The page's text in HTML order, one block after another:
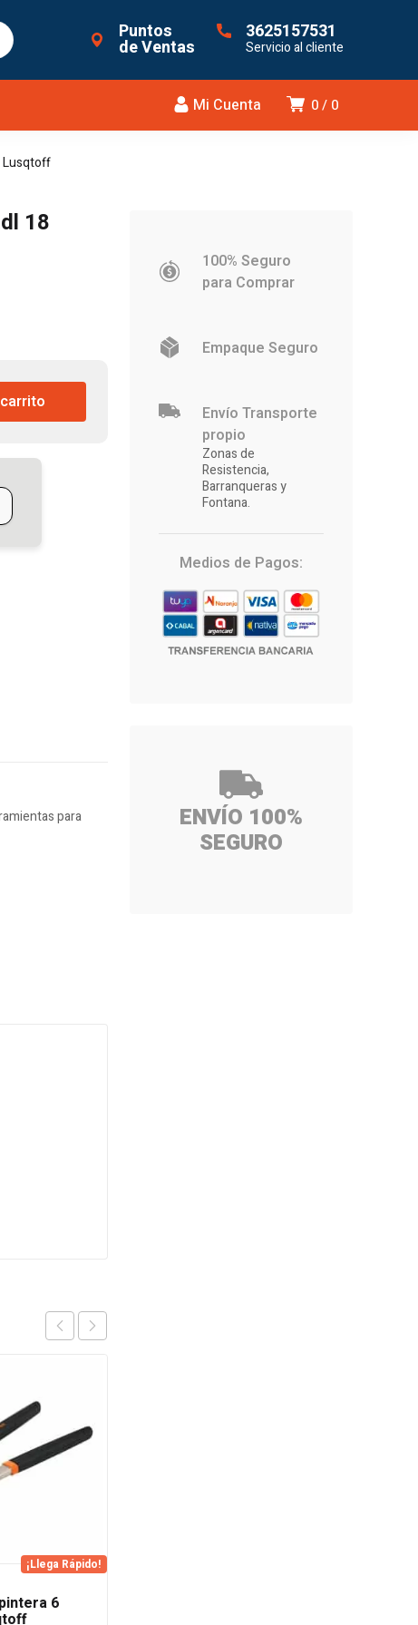
Puntos
de Ventas
3625157531
Servicio al cliente
0 0
Mi Cuenta
Lusqtoff
18
para
¡Llega Rápido!
6
100% Seguro
para Comprar
Empaque Seguro
Envío Transporte
propio
Zonas de
Resistencia,
Barranqueras y
Fontana.
Medios de Pagos:
ENVÍO 100%
SEGURO